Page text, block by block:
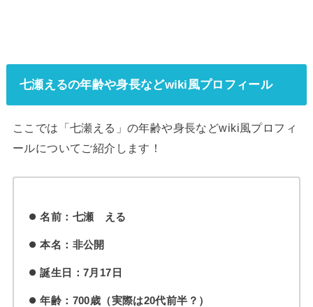
七瀬えるの年齢や身長などwiki風プロフィール
ここでは「七瀬える」の年齢や身長などwiki風プロフィ
ールについてご紹介 します！
名前：七瀬 える
本名：非公開
誕生日：7月17日
年齢：700歳（実際は20代前半？）